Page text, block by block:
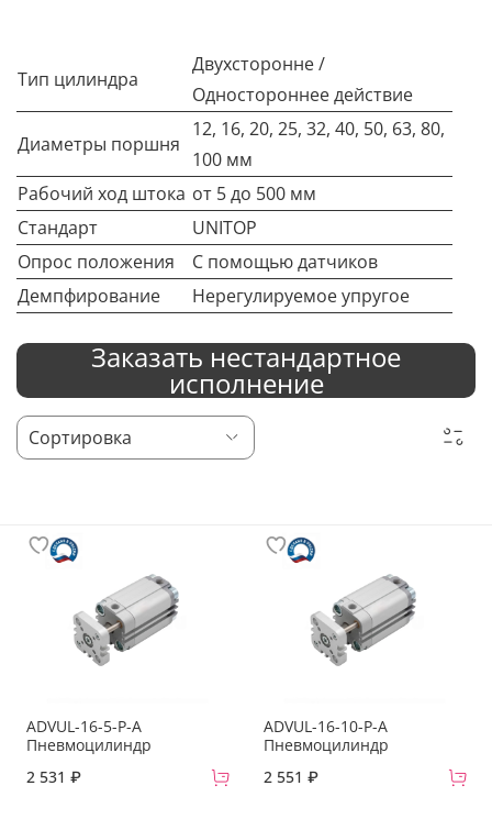
Тип цилиндра
Двухсторонне /
Одностороннее действие
Диаметры поршня
12, 16, 20, 25, 32, 40, 50, 63, 80,
100 мм
Рабочий ход штока от 5 до 500 мм
Стандарт
UNITOP
Опрос положения
С помощью датчиков
Демпфирование
Нерегулируемое упругое
Заказать нестандартное
исполнение
ADVUL-16-5-P-A
Пневмоцилиндр
2 531 ₽
ADVUL-16-10-P-A
Пневмоцилиндр
2 551 ₽